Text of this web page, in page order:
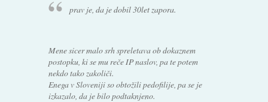
prav je, da je dobil 30let zapora.
Mene sicer malo srh spreletava ob dokaznem
postopku, ki se mu reče IP naslov, pa te potem
nekdo tako zakoliči.
Enega v Sloveniji so obtožili pedofilije, pa se je
izkazalo, da je bilo podtaknjeno.